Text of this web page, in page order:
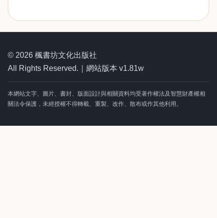
© 2026 楓書坊文化出版社
All Rights Reserved.｜網站版本 v1.81w
本網站文字、圖片、書封、版面設計與相關資料均受著作權法及智慧財產權相
關法令保護，未經授權不得轉載、重製、改作、散布或作其他利用。